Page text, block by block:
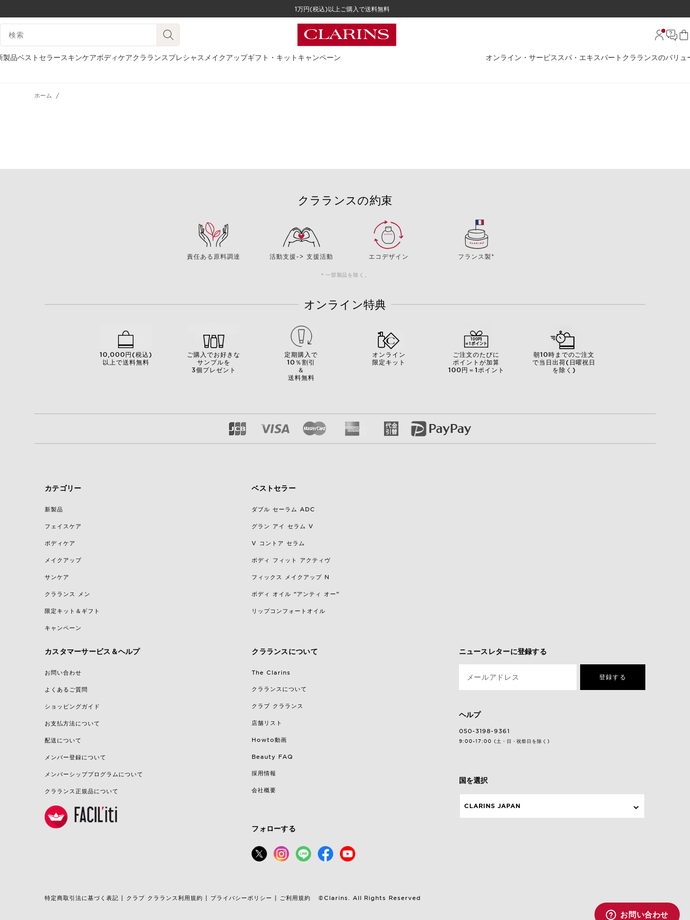
コンテンツへ移動
1万円(税込)以上ご購入で送料無料
検索候補
製品ベストセラースキンケアボディケアクラランスプレシャス メイクアップギフト・キット キャンペーン オンライン・サービス スパ・エキスパート クラランスのバリュ
ホーム
クラランスの約束
責任ある原料調達 活動支援-> 支援活動 エコデザイン フランス製*
＊一部製品を除く。
オンライン特典
10,000円(税込)
以上で送料無料
ご購入でお好きな
サンプルを
3個プレゼント
定期購入で
10％割引
＆
送料無料
オンライン
限定キット
ご注文のたびに
ポイントが加算
100円＝1ポイント
朝10時までのご注文
で当日出荷(日曜祝日
を除く)
カテゴリー
新製品
フェイスケア
ボディケア
メイクアップ
サンケア
クラランス メン
限定キット＆ギフト
キャンペーン
ベストセラー
ダブル セーラム ADC
グラン アイ セラム V
V コントア セラム
ボディ フィット アクティヴ
フィックス メイクアップ N
ボディ オイル “アンティ オー”
リップコンフォートオイル
カスタマーサービス＆ヘルプ
お問い合わせ
よくあるご質問
ショッピングガイド
お支払方法について
配送について
メンバー登録について
メンバーシッププログラムについて
クラランス正規品について
クラランスについて
The Clarins
クラランスについて
クラブ クラランス
店舗リスト
Howto動画
Beauty FAQ
採用情報
会社概要
フォローする
ニュースレターに登録する
メールアドレス 登録する
ヘルプ
050-3198-9361
9:00-17:00 (土・日・祝祭日を除く)
国を選択
CLARINS JAPAN
特定商取引法に基づく表記 クラブ クラランス利用規約 プライバシーポリシー ご利用規約 ©Clarins. All Rights Reserved